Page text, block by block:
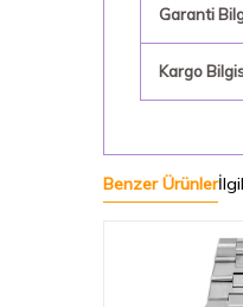
Garanti
Kargo
Benzer Ürünler